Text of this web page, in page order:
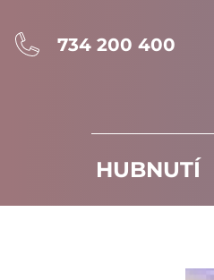
734 200 400
HUBNUTÍ